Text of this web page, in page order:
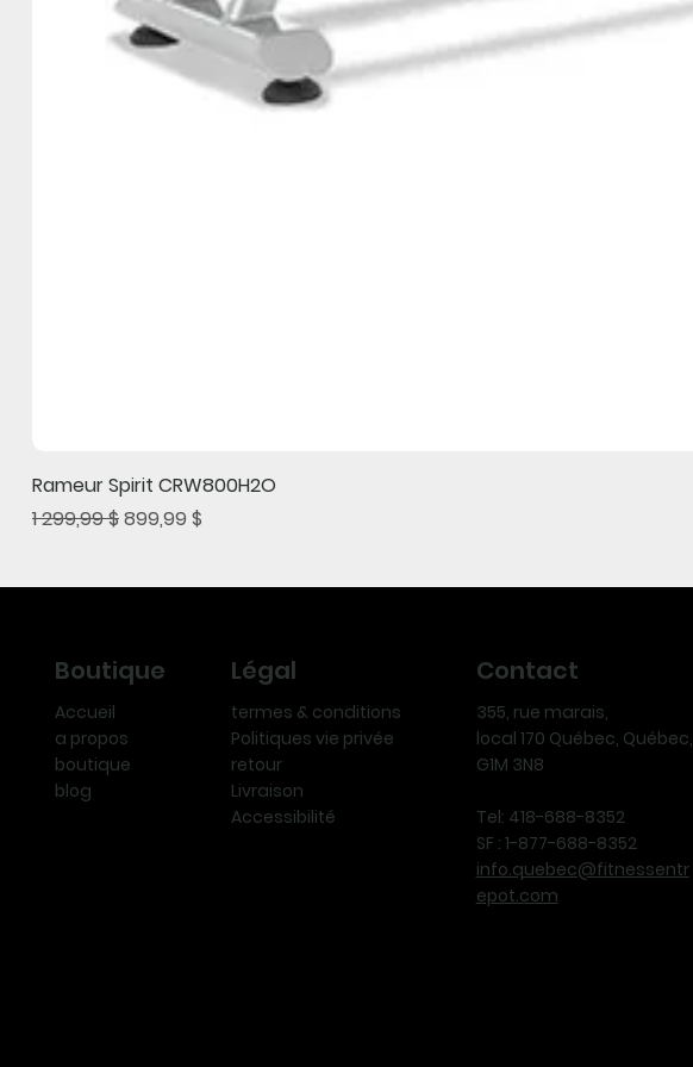
Rameur Spirit CRW800H2O
Prix original
1 299,99 $Prix promotionnel
899,99 $
Boutique
Accueil
a propos
boutique
blog
Légal
termes & conditions
Politiques vie privée
retour
Livraison
Accessibilité
Contact
355, rue marais,
local 170 Québec, Québec,
G1M 3N8
Tel: 418-688-8352
SF : 1-877-688-8352
info.quebec@fitnessentr
epot.com